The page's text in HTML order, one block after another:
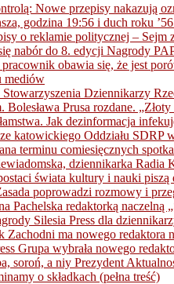
Nowe przepisy nakazują
godzina 19:56 i duch roku ’56
o reklamie politycznej – Sejm
nabór do 8. edycji Nagrody
obawia się, że jest
mediów
Stowarzyszenia Dziennikarzy
Bolesława Prusa rozdane.
Jak dezinformacja
katowickiego Oddziału SDRP
terminu comiesięcznych
dziennikarka Radia
świata kultury i nauki
poprowadzi rozmowy i
Pachelska redaktorką naczelną
Silesia Press dla
Zachodni ma nowego redaktora
Grupa wybrała nowego
soroń, a niy Prezydent
o składkach (pełna treść)